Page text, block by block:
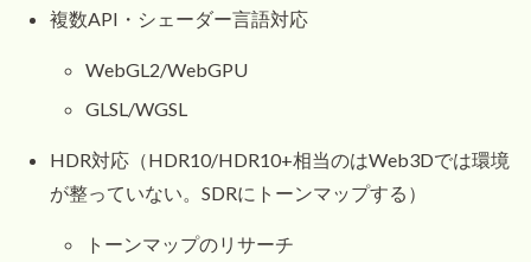
複数API・シェーダー言語対応
WebGL2/WebGPU
GLSL/WGSL
HDR対応（HDR10/HDR10+相当のはWeb3Dでは環境
が整っていない。SDRにトーンマップする）
トーンマップのリサーチ